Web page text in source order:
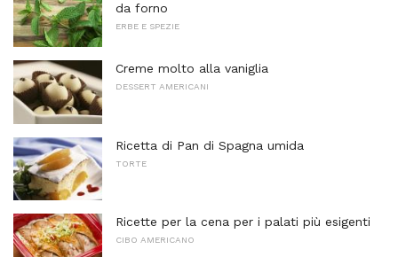
da forno
ERBE E SPEZIE
Creme molto alla vaniglia
DESSERT AMERICANI
Ricetta di Pan di Spagna umida
TORTE
Ricette per la cena per i palati più esigenti
CIBO AMERICANO